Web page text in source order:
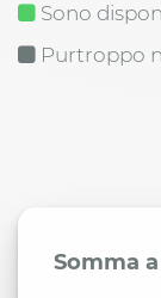
Sono
Purtroppo
Somma